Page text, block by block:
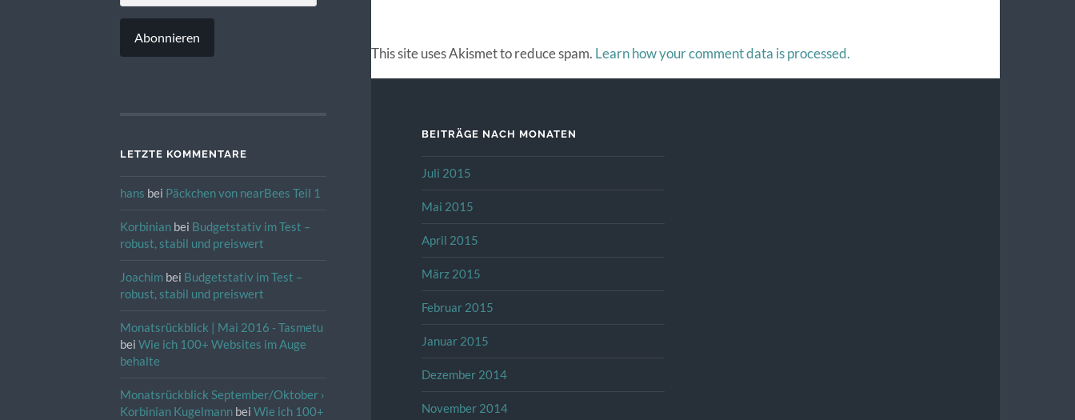
ADRESSE
Abonnieren
LETZTE KOMMENTARE
hans bei Päckchen von nearBees Teil 1
Korbinianbei Budgetstativ im Test –
robust, stabil und preiswert
Joachimbei Budgetstativ im Test –
robust, stabil und preiswert
Monatsrückblick | Mai 2016 - Tasmetu
bei Wie ich 100+ Websites im Auge
behalte
Monatsrückblick September/Oktober ›
Korbinian Kugelmannbei Wie ich 100+
This site uses Akismet to reduce spam. Learn how your comment data is processed.
BEITRÄGE NACH MONATEN
Juli 2015
Mai 2015
April 2015
März 2015
Februar 2015
Januar 2015
Dezember 2014
November 2014